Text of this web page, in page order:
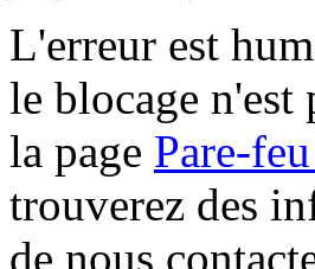
L'erreur est
le blocage
la page Pare-
trouverez des
de nous